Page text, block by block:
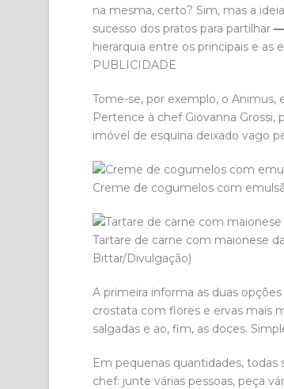
na mesma, certo? Sim, mas a
sucesso dos pratos para partilhar —
hierarquia entre os principais e as
PUBLICIDADE
Tome-se, por exemplo, o
Pertence à chef Giovanna Grossi,
imóvel de esquina deixado vago
Creme de cogumelos com
Tartare de carne com maionese
Bittar/Divulgação)
A primeira informa as duas
crostata com flores e ervas mais
salgadas e ao, fim, as doces.
Em pequenas quantidades, todas
chef: junte várias pessoas, peça